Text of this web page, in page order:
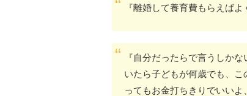
『離婚して養育費もらえばよ
『自分だったらで言うしか
いたら子どもが何歳でも、
ってもお金打ちきりでいいよ